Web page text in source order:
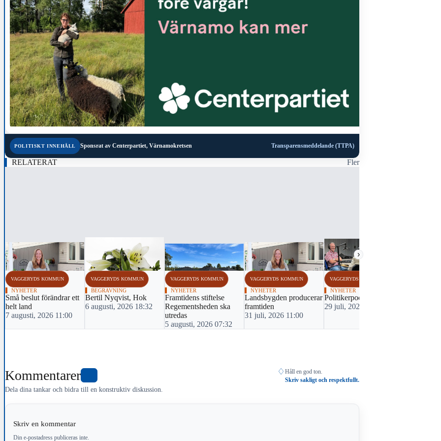
POLITISKT INNEHÅLL Sponsrat av Centerpartiet, Värnamokretsen Transparensmeddelande (TTPA)
RELATERAT Fler
‹ ›
VAGGERYDS KOMMUN
NYHETER
Små beslut förändrar ett
helt land
7 augusti, 2026 11:00
VAGGERYDS KOMMUN
BEGRAVNING
Bertil Nyqvist, Hok
6 augusti, 2026 18:32
VAGGERYDS KOMMUN
NYHETER
Framtidens stiftelse
Regementsheden ska
utredas
5 augusti, 2026 07:32
VAGGERYDS KOMMUN
NYHETER
Landsbygden producerar
framtiden
31 juli, 2026 11:00
VAGGERYDS KOMMUN
NYHETER
Politikerpodd på gång
29 juli, 2026 13:46
Kommentarer
Dela dina tankar och bidra till en konstruktiv diskussion.
♢ Håll en god ton.
Skriv sakligt och respektfullt.
Skriv en kommentar
Din e-postadress publiceras inte.